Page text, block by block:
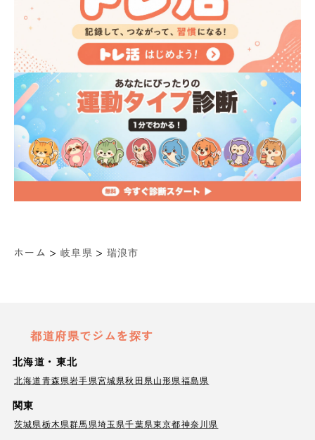
ホーム > 岐阜県 > 瑞浪市
都道府県でジムを探す
北海道・東北
北海道青森県岩手県宮城県秋田県山形県福島県
関東
茨城県栃木県群馬県埼玉県千葉県東京都神奈川県